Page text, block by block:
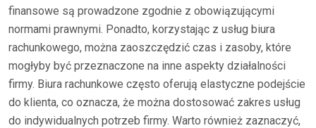
finansowe są prowadzone zgodnie z obowiązującymi
normami prawnymi. Ponadto, korzystając z usług biura
rachunkowego, można zaoszczędzić czas i zasoby, które
mogłyby być przeznaczone na inne aspekty działalności
firmy. Biura rachunkowe często oferują elastyczne podejście
do klienta, co oznacza, że można dostosować zakres usług
do indywidualnych potrzeb firmy. Warto również zaznaczyć,